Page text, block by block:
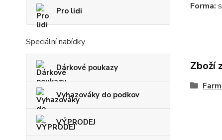
Pro lidi
Speciální nabídky
Dárkové poukazy
Vyhazováky do podkov
VÝPRODEJ
Forma:
Zboží